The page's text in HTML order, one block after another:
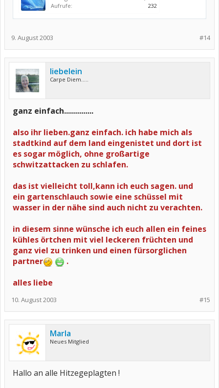
Aufrufe:
232
#14
9. August 2003
liebelein
Carpe Diem.....
ganz einfach...............
also ihr lieben.ganz einfach. ich habe mich als
stadtkind auf dem land eingenistet und dort ist
es sogar möglich, ohne großartige
schwitzattacken zu schlafen.
das ist vielleicht toll,kann ich euch sagen. und
ein gartenschlauch sowie eine schüssel mit
wasser in der nähe sind auch nicht zu verachten.
in diesem sinne wünsche ich euch allen ein feines
kühles örtchen mit viel leckeren früchten und
ganz viel zu trinken und einen fürsorglichen
partner
.
alles liebe
#15
10. August 2003
Marla
Neues Mitglied
Hallo an alle Hitzegeplagten !